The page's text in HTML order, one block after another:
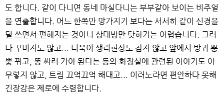
도 합니다. 같이 다니면 동네 마실다니는 부부같아 보이는 비주얼
을 연출합니다. 어느 한쪽만 망가지기 보다는 서서히 같이 신경을
덜 쓰면서 편해지는 것이니 상대방만 탓하기는 어렵습니다. 그러
나 꾸미지도 않고... 더욱이 생리현상도 참지 않고 앞에서 방귀 뿡
뿡 뀌고, 똥 싸러 가야 된다는 등의 화장실에 관련된 이야기도 아
무렇지 않고, 트림 끄억끄억 해대고... 이러노라면 편안하다 못해
긴장감은 제로에 수렴합니다.